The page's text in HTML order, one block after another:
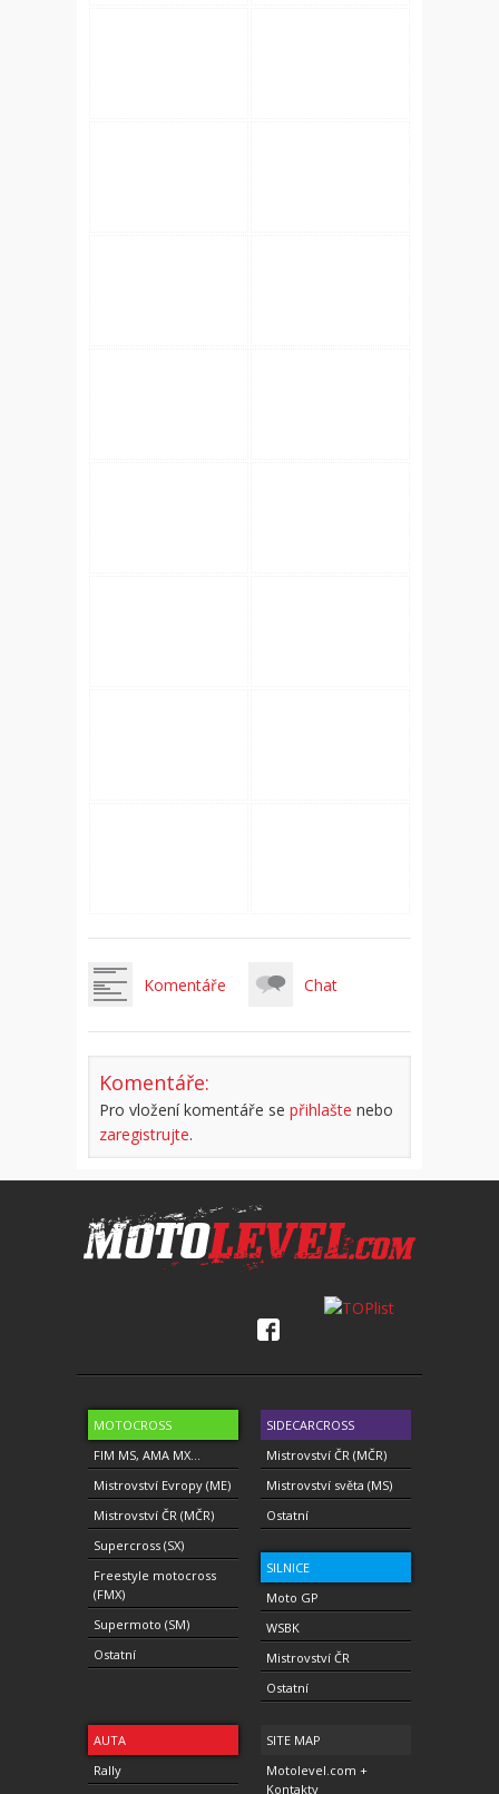
Komentáře Chat
Komentáře:
Pro vložení komentáře se přihlašte nebo
zaregistrujte.
MOTOCROSS
FIM MS, AMA MX...
Mistrovství Evropy (ME)
Mistrovství ČR (MČR)
Supercross (SX)
Freestyle motocross
(FMX)
Supermoto (SM)
Ostatní
SIDECARCROSS
Mistrovství ČR (MČR)
Mistrovství světa (MS)
Ostatní
SILNICE
Moto GP
WSBK
Mistrovství ČR
Ostatní
AUTA
Rally
SITE MAP
Motolevel.com +
Kontakty